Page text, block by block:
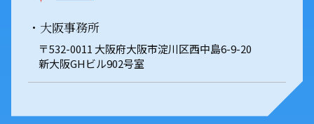
・大阪事務所
〒532-0011 大阪府大阪市淀川区西中島6-9-20
新大阪GHビル902号室